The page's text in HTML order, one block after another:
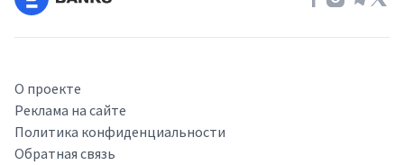
О проекте
Реклама на сайте
Политика конфиденциальности
Обратная связь